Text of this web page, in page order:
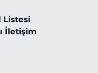
Listesi
İletişim